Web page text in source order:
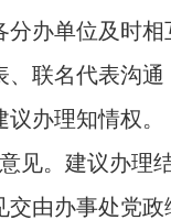
办单位及时
联名代表沟
办理知情权。
见。建议办理
由办事处党